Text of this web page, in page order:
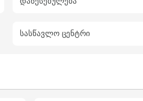
სასწავლო ცენტრი